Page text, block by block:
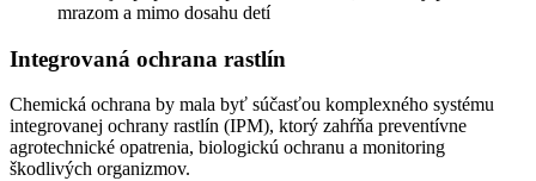
mrazom a mimo dosahu detí
Integrovaná ochrana rastlín
Chemická ochrana by mala byť súčasťou komplexného systému
integrovanej ochrany rastlín (IPM), ktorý zahŕňa preventívne
agrotechnické opatrenia, biologickú ochranu a monitoring
škodlivých organizmov.